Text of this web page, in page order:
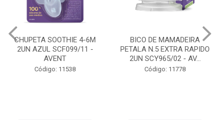
CHUPETA SOOTHIE 4-6M
2UN AZUL SCF099/11 -
AVENT
Código: 11538
BICO DE MAMADEIRA
PETALA N.5 EXTRA RAPIDO
2UN SCY965/02 - AV...
Código: 11778